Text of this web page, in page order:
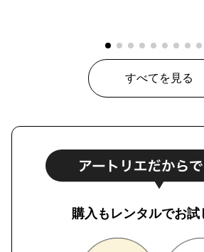
すべてを見る
購入もレンタルでお試